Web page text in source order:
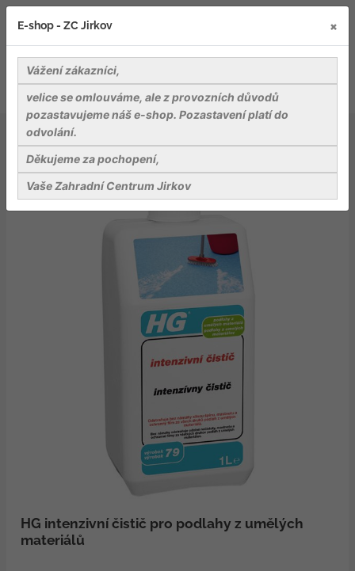
Nářadí a pomůcky
HG intenzivní čistič pro podlahy z umělých materiálů
HG intenzivní čistič pro podlahy z umělých
materiálů
E-shop - ZC Jirkov ×
Vážení zákazníci,
velice se omlouváme, ale z provozních důvodů
pozastavujeme náš e-shop. Pozastavení platí do
odvolání.
Děkujeme za pochopení,
Vaše Zahradní Centrum Jirkov